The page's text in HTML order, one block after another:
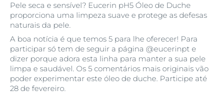
Pele seca e sensível? Eucerin pH5 Óleo de Duche
proporciona uma limpeza suave e protege as defesas
naturais da pele.
A boa notícia é que temos 5 para lhe oferecer! Para
participar só tem de seguir a página @eucerinpt e
dizer porque adora esta linha para manter a sua pele
limpa e saudável. Os 5 comentários mais originais vão
poder experimentar este óleo de duche. Participe até
28 de fevereiro.